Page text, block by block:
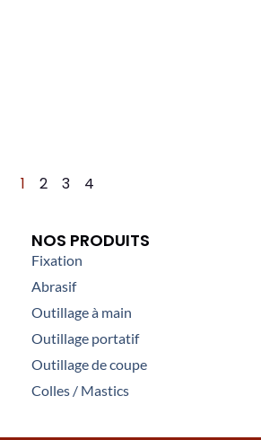
1 2 3 4
NOS PRODUITS
Fixation
Abrasif
Outillage à main
Outillage portatif
Outillage de coupe
Colles / Mastics